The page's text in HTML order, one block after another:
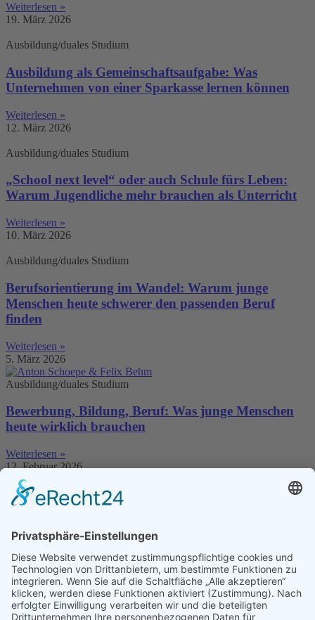
Weiterlesen »
19. März 2026
Ausbildung/duales Studium
Ausbildung als Gemeinschaftsaufgabe: Was
Unternehmen von einer Sparkasse lernen können
Weiterlesen »
12. März 2026
Ausbildung/duales Studium
„School next level“ oder auch Schule fürs Leben:
Warum Jugendliche mehr brauchen als Unterricht
Weiterlesen »
10. März 2026
Ausbildung/duales Studium
Berufsorientierung im Wandel: Warum junge
Menschen heute schwerer den passenden Beruf
finden
Weiterlesen »
5. März 2026
Ausbildung/duales Studium
Bewerbung, Bildung, Beruf: Was junge Menschen
heute wirklich brauchen
Weiterlesen »
12. Februar 2026
Ausbildung/duales Studium
Studiert – und trotzdem chancenlos: Warum so viele
am Berufseinstieg scheitern
Weiterlesen »
14. Januar 2026
Bildung